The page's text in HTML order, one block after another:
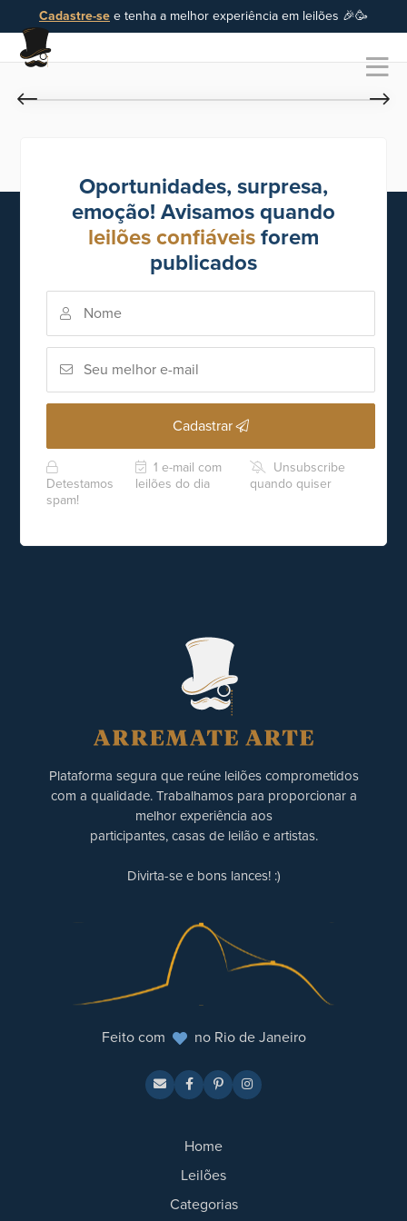
Cadastre-se e tenha a melhor experiência em leilões 🎉🥳
Oportunidades, surpresa,
emoção! Avisamos quando
leilões confiáveis forem
publicados
Cadastrar
Detestamos
spam!
1 e-mail com
leilões do dia
Unsubscribe
quando quiser
Plataforma segura que reúne leilões comprometidos
com a qualidade. Trabalhamos para proporcionar a
melhor experiência aos
participantes, casas de leilão e artistas.
Divirta-se e bons lances! :)
Feito com no Rio de Janeiro
Home
Leilões
Categorias